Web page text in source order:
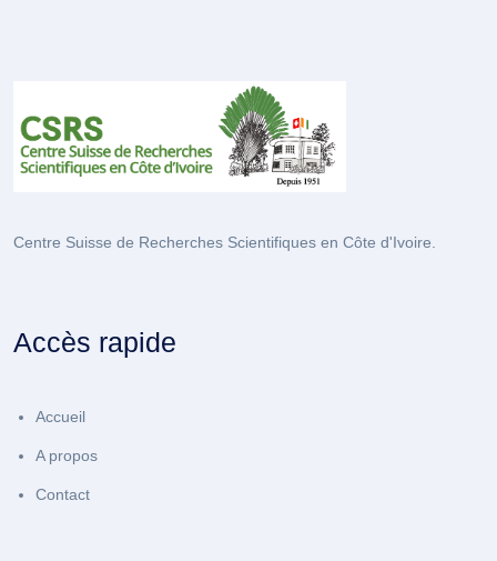
Centre Suisse de Recherches Scientifiques en Côte d'Ivoire.
Accès rapide
Accueil
A propos
Contact